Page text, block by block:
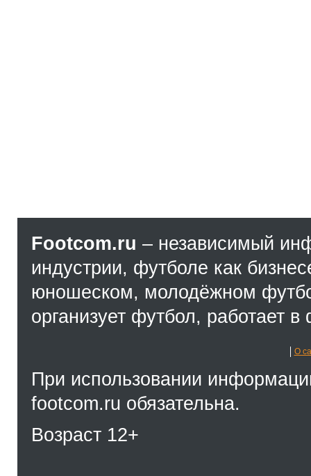
Footcom.ru – независимый
индустрии, футболе как
юношеском, молодёжном
организует футбол, работает
О
При использовании
footcom.ru обязательна.
Возраст 12+